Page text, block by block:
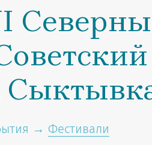
→ Фестивали